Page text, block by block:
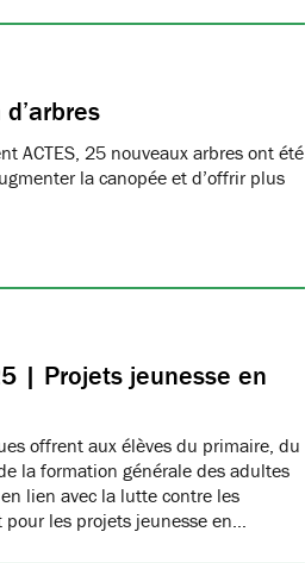
ACTES, 25 nouveaux arbres ont été
la canopée et d’offrir plus
| Projets jeunesse en
offrent aux élèves du primaire, du
la formation générale des adultes
lien avec la lutte contre les
les projets jeunesse en…